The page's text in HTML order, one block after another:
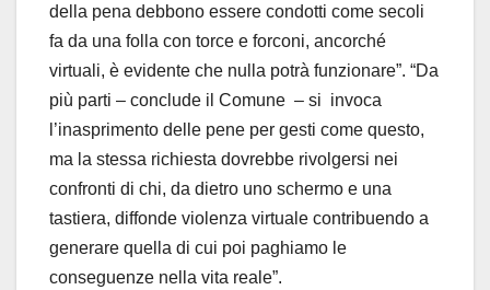
della pena debbono essere condotti come secoli
fa da una folla con torce e forconi, ancorché
virtuali, è evidente che nulla potrà funzionare”. “Da
più parti – conclude il Comune – si invoca
l’inasprimento delle pene per gesti come questo,
ma la stessa richiesta dovrebbe rivolgersi nei
confronti di chi, da dietro uno schermo e una
tastiera, diffonde violenza virtuale contribuendo a
generare quella di cui poi paghiamo le
conseguenze nella vita reale”.